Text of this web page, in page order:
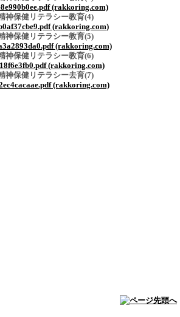
(rakkoring.com)
神保健リテラシー教育(4)
(rakkoring.com)
神保健リテラシー教育(5)
(rakkoring.com)
神保健リテラシー教育(6)
(rakkoring.com)
神保健リテラシー去育(7)
(rakkoring.com)